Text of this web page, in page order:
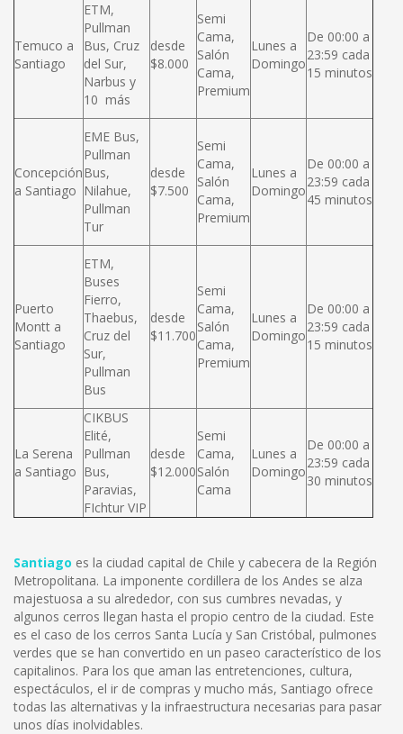
Temuco a
Santiago
ETM,
Pullman
Bus, Cruz
del Sur,
Narbus y
10 más
desde
$8.000
Semi
Cama,
Salón
Cama,
Premium
Lunes a
Domingo
De 00:00 a
23:59 cada
15 minutos
Concepción
a Santiago
EME Bus,
Pullman
Bus,
Nilahue,
Pullman
Tur
desde
$7.500
Semi
Cama,
Salón
Cama,
Premium
Lunes a
Domingo
De 00:00 a
23:59 cada
45 minutos
Puerto
Montt a
Santiago
ETM,
Buses
Fierro,
Thaebus,
Cruz del
Sur,
Pullman
Bus
desde
$11.700
Semi
Cama,
Salón
Cama,
Premium
Lunes a
Domingo
De 00:00 a
23:59 cada
15 minutos
La Serena
a Santiago
CIKBUS
Elité,
Pullman
Bus,
Paravias,
FIchtur VIP
desde
$12.000
Semi
Cama,
Salón
Cama
Lunes a
Domingo
De 00:00 a
23:59 cada
30 minutos
Santiago es la ciudad capital de Chile y cabecera de la Región
Metropolitana. La imponente cordillera de los Andes se alza
majestuosa a su alrededor, con sus cumbres nevadas, y
algunos cerros llegan hasta el propio centro de la ciudad. Este
es el caso de los cerros Santa Lucía y San Cristóbal, pulmones
verdes que se han convertido en un paseo característico de los
capitalinos. Para los que aman las entretenciones, cultura,
espectáculos, el ir de compras y mucho más, Santiago ofrece
todas las alternativas y la infraestructura necesarias para pasar
unos días inolvidables.